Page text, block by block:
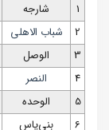
1 شارجه
2
شباب الاهلی
3
الوصل
4
النصر
5
الوحده
6
بنی‌یاس